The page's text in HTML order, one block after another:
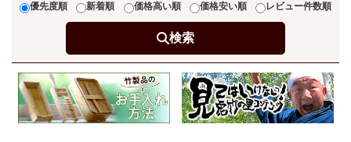
優先度順 新着順 価格高い順 価格安い順 レビュー件数順
検索